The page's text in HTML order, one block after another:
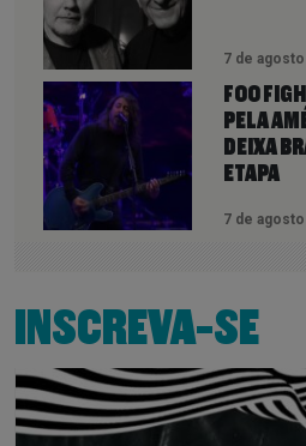
7 de
FOO
PELA
DEIXA
ETAPA
7 de
INSCREVA-SE